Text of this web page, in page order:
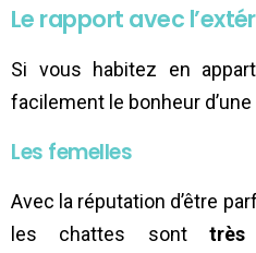
Le rapport avec
Si vous habitez en
facilement le bonheur
Les femelles
Avec la réputation d’être
les chattes sont très